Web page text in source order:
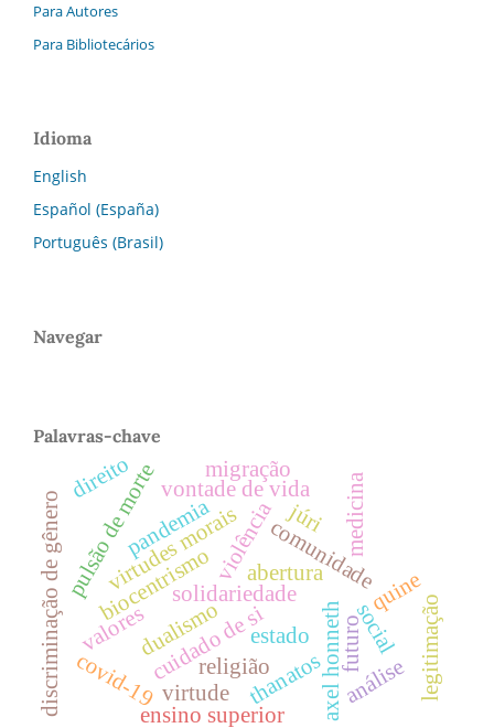
Para Autores
Para Bibliotecários
Idioma
English
Español (España)
Português (Brasil)
Navegar
Palavras-chave
cuidado de si
violência
axel honneth
solidariedade
estado
comunidade
biocentrismo
virtudes morais
religião
medicina
dualismo
pulsão de morte
thanatos
vontade de vida
futuro
pandemia
covid-19
valores
abertura
análise
ensino superior
social
quine
discriminação de gênero
migração
direito
virtude
júri
legitimação